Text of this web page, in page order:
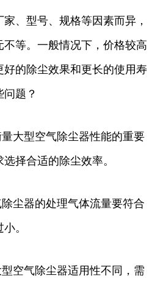
、型号、规格等因素而异，
等。一般情况下，价格较高
的除尘效果和更长的使用寿
题？
大型空气除尘器性能的重要
择合适的除尘效率。
尘器的处理气体流量要符合
。
空气除尘器适用性不同，需